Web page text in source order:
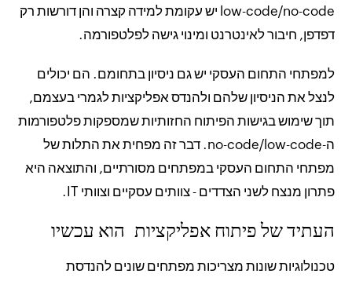
low-code/no-code יש עקומת למידה קצרה והן דורשות רק
דפדפן, חיבור לאינטרנט ומינוי גישה לפלטפורמה.
למפתחי התחום העסקי יש גם ניסיון בתחומם. הם יכולים
לנצל את הניסיון שלהם ולהנדס אפליקציות לגמרי בעצמם,
תוך שימוש בגישות הפיתוח החזותיות שמספקות פלטפורמות
ה-no-code/low-code. דבר זה מפחית את התלות של
מפתחי התחום העסקי במפתחים מסורתיים, והתוצאה היא
פתרון מנצח לשני הצדדים - צוותים עסקיים וצוותי IT.
העתיד של פיתוח אפליקציות הוא עכשיו
טכנולוגיות שונות מצריכות מפתחים שונים להנדסת